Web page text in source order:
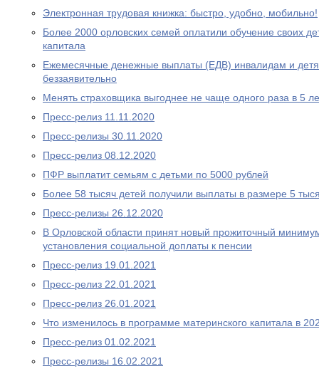
Электронная трудовая книжка: быстро, удобно, мобильно!
Более 2000 орловских семей оплатили обучение своих
капитала
Ежемесячные денежные выплаты (ЕДВ) инвалидам и
беззаявительно
Менять страховщика выгоднее не чаще одного раза в 5
Пресс-релиз 11.11.2020
Пресс-релизы 30.11.2020
Пресс-релиз 08.12.2020
ПФР выплатит семьям с детьми по 5000 рублей
Более 58 тысяч детей получили выплаты в размере 5
Пресс-релизы 26.12.2020
В Орловской области принят новый прожиточный
установления социальной доплаты к пенсии
Пресс-релиз 19.01.2021
Пресс-релиз 22.01.2021
Пресс-релиз 26.01.2021
Что изменилось в программе материнского капитала в
Пресс-релиз 01.02.2021
Пресс-релизы 16.02.2021